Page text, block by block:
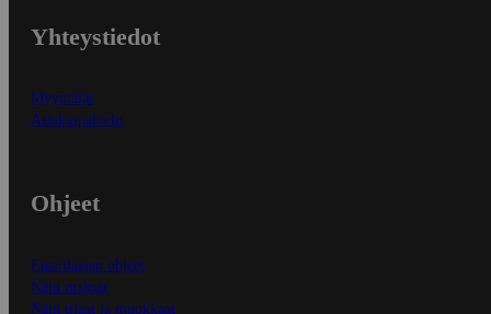
Yhteystiedot
Myymälät
Asiakaspalvelu
Ohjeet
Ensitilaajan ohjeet
Näin maksat
Näin tilaat ja muokkaat